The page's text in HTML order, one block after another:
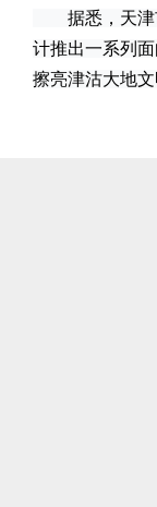
据悉，天津市
计推出一系列
擦亮津沽大地文